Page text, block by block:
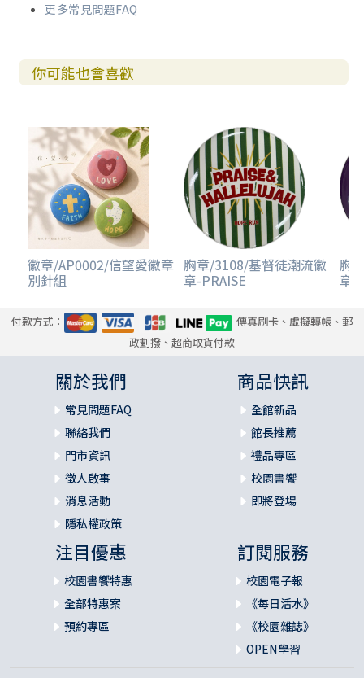
更多常見問題FAQ
你可能也會喜歡
徽章/AP0002/信望愛徽章
別針組
胸章/3108/基督徒潮流徽
章-PRAISE
胸
章-
付款方式：
傳真刷卡、虛擬轉帳、郵
政劃撥、超商取貨付款
關於我們
常見問題FAQ
聯絡我們
門市資訊
徵人啟事
消息活動
隱私權政策
商品快訊
全館新品
館長推薦
禮品專區
校園書饗
即將登場
注目優惠
校園書饗特惠
全部特惠案
預約專區
訂閱服務
校園電子報
《每日活水》
《校園雜誌》
OPEN學習